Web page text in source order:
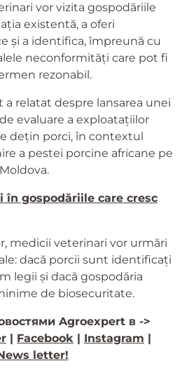
vor vizita gospodăriile
existentă, a oferi
și a identifica, împreună cu
neconformități care pot fi
rezonabil.
relatat despre lansarea unei
evaluare a exploatațiilor
dețin porci, în contextul
a pestei porcine africane pe
în gospodăriile care cresc
medicii veterinari vor urmări
dacă porcii sunt identificați
legii și dacă gospodăria
de biosecuritate.
Agroexpert в ->
Facebook Instagram
letter!